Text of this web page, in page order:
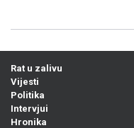
Rat u zalivu
Vijesti
Politika
Intervjui
Hronika